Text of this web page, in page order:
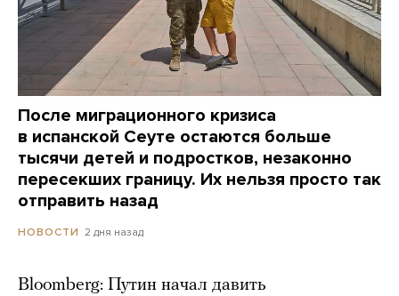
После миграционного кризиса
в испанской Сеуте остаются больше
тысячи детей и подростков, незаконно
пересекших границу. Их нельзя просто так
отправить назад
НОВОСТИ 2 дня назад
Bloomberg: Путин начал давить